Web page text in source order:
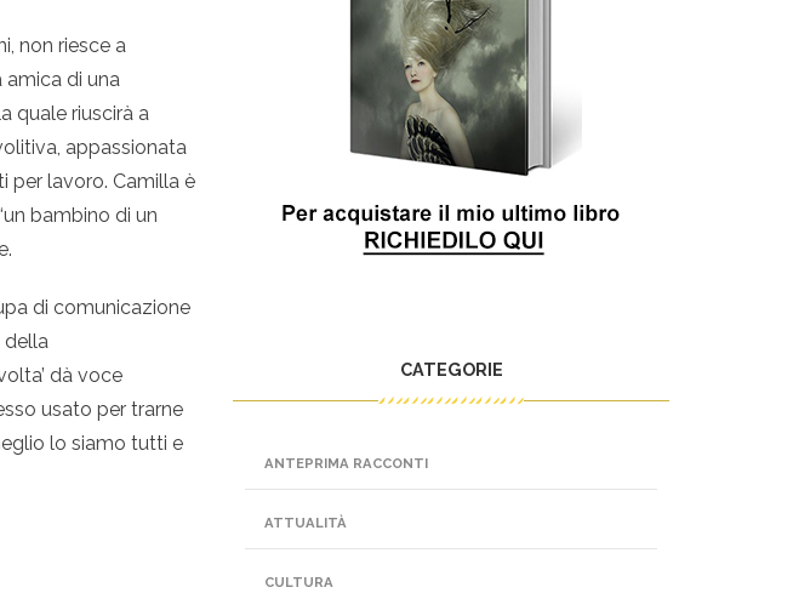
non riesce a
amica di una
quale riuscirà a
appassionata
per lavoro. Camilla è
bambino di un
di comunicazione
della
dà voce
usato per trarne
lo siamo tutti e
CATEGORIE
ANTEPRIMA RACCONTI
ATTUALITÀ
CULTURA